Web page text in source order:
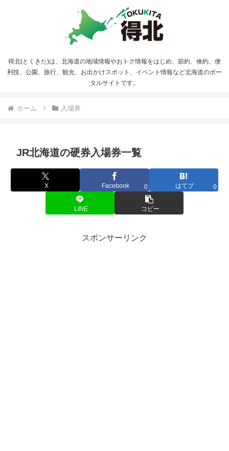
得北(とくきた)は、北海道の地域情報やおトク情報をはじめ、節約、倹約、便
利技、公園、旅行、観光、お出かけスポット、イベント情報など北海道のポー
タルサイトです。
ホーム 入場券
JR北海道の硬券入場券一覧
X Facebook 0 はてブ 0
LINE コピー
スポンサーリンク